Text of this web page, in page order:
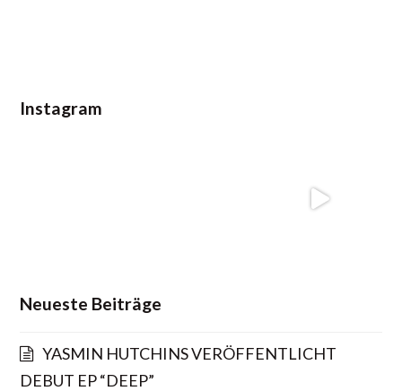
Instagram
Neueste Beiträge
YASMIN HUTCHINS VERÖFFENTLICHT
DEBUT EP “DEEP”